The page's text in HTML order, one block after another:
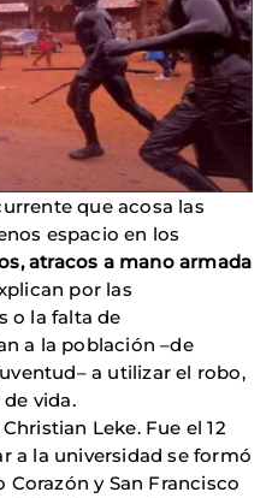
que acosa las
espacio en los
atracos a mano armada
por las
o la falta de
a la población –de
a utilizar el robo,
vida.
Leke. Fue el 12
a la universidad se formó
y San Francisco